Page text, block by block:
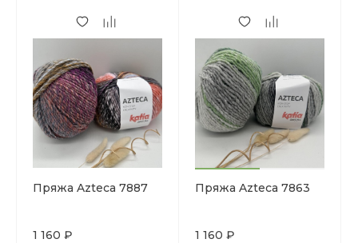
Пряжа Azteca 7887
1 160 ₽
Пряжа Azteca 7863
1 160 ₽